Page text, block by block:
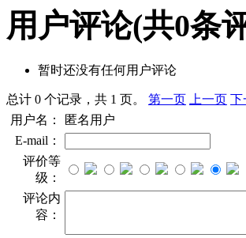
用户评论(共0条
暂时还没有任何用户评论
总计 0 个记录，共 1 页。 第一页 上一页 下
用户名：
匿名用户
E-mail：
评价等
级：
评论内
容：